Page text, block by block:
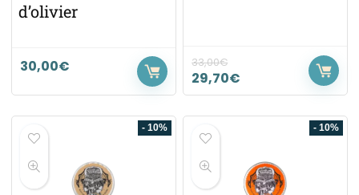
d’olivier
30,00€ 33,00€
29,70€
- 10% - 10%